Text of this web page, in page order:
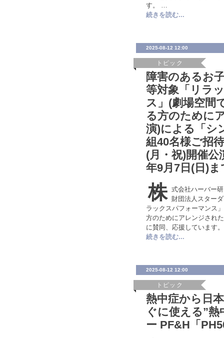
す。 …
続きを読む...
2025-08-12 12:00
トピック
障害のあるお
等対象「リラ
ス」(劇場空間
る方のために
演)による「シ
組40名様ご招
(月・祝)開催公
年9月7日(日)ま
株 式会社ハーバー
財団法人スター
ラックスパフォーマンス
方のためにアレンジされ
に賛同、応援しています
続きを読む...
2025-08-12 12:00
トピック
熱中症から日
ぐに使える”
ー PF&H「